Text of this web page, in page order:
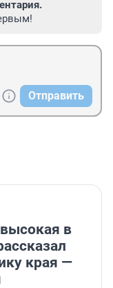
Отправить
в
края —